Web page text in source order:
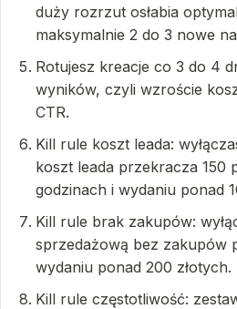
duży rozrzut osłabia
maksymalnie 2 do 3 nowe
Rotujesz kreacje co 3 do 4
wyników, czyli wzroście
CTR.
Kill rule koszt leada:
koszt leada przekracza 150
godzinach i wydaniu ponad
Kill rule brak zakupów:
sprzedażową bez zakupów
wydaniu ponad 200 złotych.
Kill rule częstotliwość: